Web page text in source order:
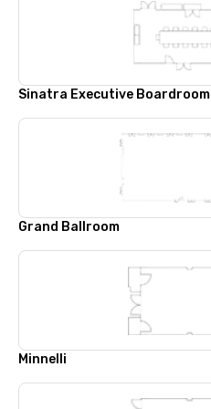
Sinatra Executive Boardroom
Grand Ballroom
Minnelli